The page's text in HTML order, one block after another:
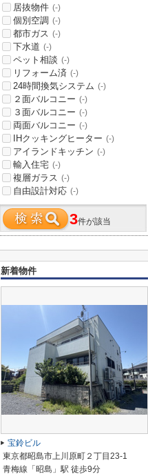
居抜物件 (-)
個別空調 (-)
都市ガス (-)
下水道 (-)
ペット相談 (-)
リフォーム済 (-)
24時間換気システム (-)
２面バルコニー (-)
３面バルコニー (-)
両面バルコニー (-)
IHクッキングヒーター (-)
アイランドキッチン (-)
輸入住宅 (-)
複層ガラス (-)
自由設計対応 (-)
3件が該当
新着物件
宝鈴ビル
東京都昭島市上川原町２丁目23-1
青梅線「昭島」駅 徒歩9分